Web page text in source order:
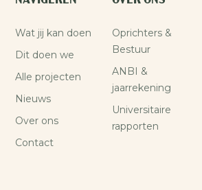
Wat jij kan doen
Dit doen we
Alle projecten
Nieuws
Over ons
Contact
Oprichters &
Bestuur
ANBI &
jaarrekening
Universitaire
rapporten